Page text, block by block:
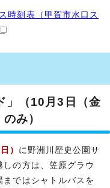
時刻表（甲賀市水口ス
」（10月3日（金
み）
） に野洲川歴史公園サ
の方は、笠原グラウ
ではシャトルバスを